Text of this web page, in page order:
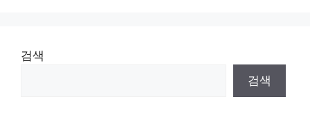
검색
검색